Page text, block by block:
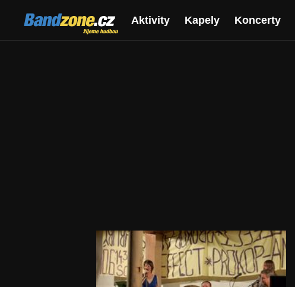
Bandzone.cz
žijeme hudbou
Aktivity Kapely Koncerty